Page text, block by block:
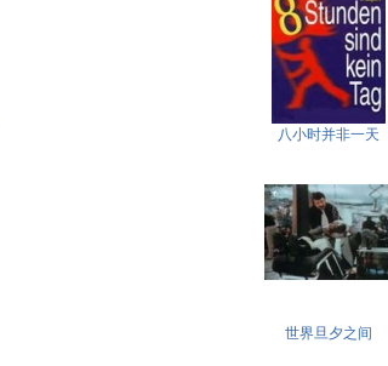
八小时并非一天
世界旦夕之间